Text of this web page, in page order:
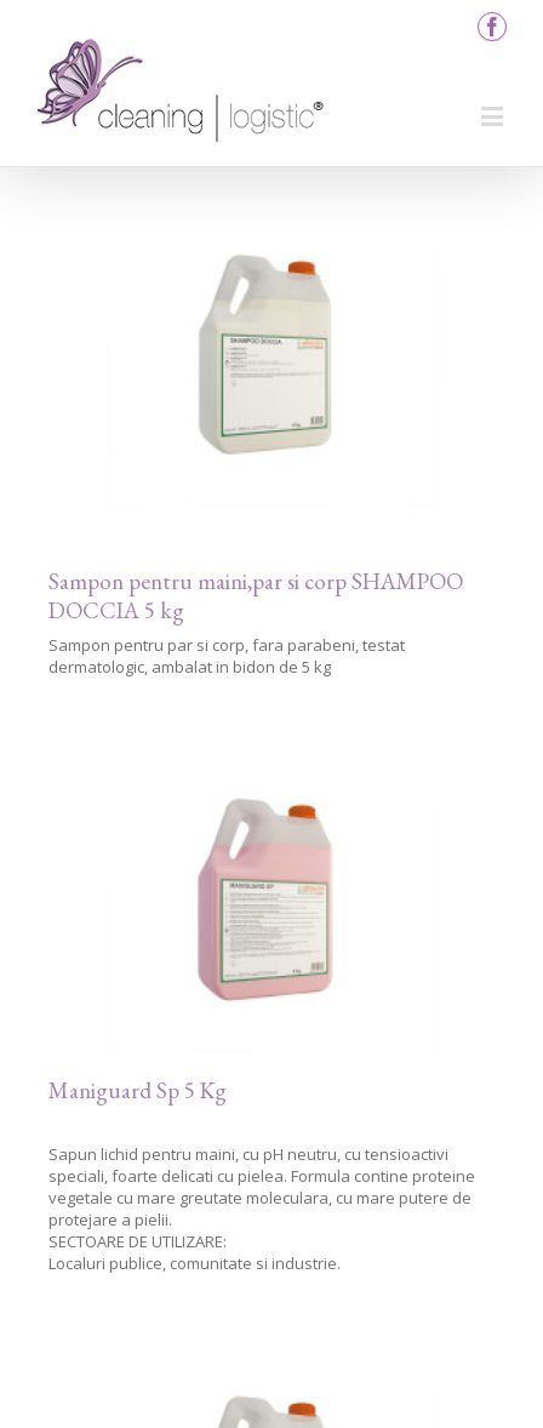
Sampon pentru maini,par si corp SHAMPOO
DOCCIA 5 kg
Sampon pentru par si corp, fara parabeni, testat
dermatologic, ambalat in bidon de 5 kg
Maniguard Sp 5 Kg
Sapun lichid pentru maini, cu pH neutru, cu tensioactivi
speciali, foarte delicati cu pielea. Formula contine proteine
vegetale cu mare greutate moleculara, cu mare putere de
protejare a pielii.
SECTOARE DE UTILIZARE:
Localuri publice, comunitate si industrie.